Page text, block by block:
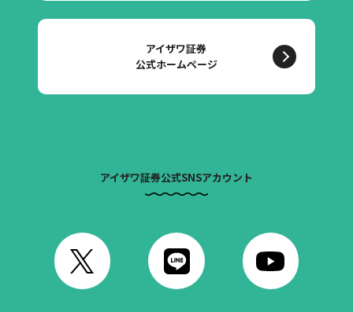
アイザワ証券
公式ホームページ
アイザワ証券公式SNSアカウント